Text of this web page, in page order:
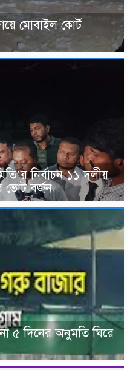
মোবাইল কোর্ট
নির্বাচন ১১ দলীয়
ভোট বর্জন
৫ দিনের অনুমতি ঘিরে